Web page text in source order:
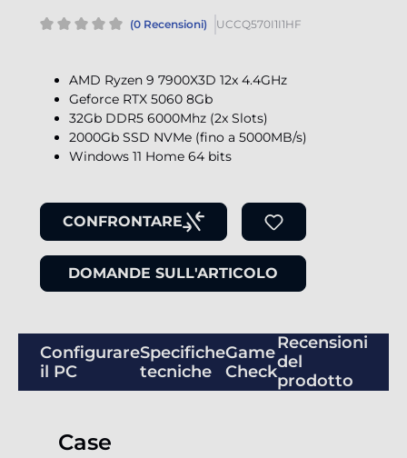
(0 Recensioni) UCCQ570I1I1HF
AMD Ryzen 9 7900X3D 12x 4.4GHz
Geforce RTX 5060 8Gb
32Gb DDR5 6000Mhz (2x Slots)
2000Gb SSD NVMe (fino a 5000MB/s)
Windows 11 Home 64 bits
CONFRONTARE
DOMANDE SULL'ARTICOLO
Configurare
il PC
Specifiche
tecniche
Game
Check
Recensioni
del
prodotto
Case